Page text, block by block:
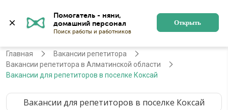
Помогатель - няни,
Поиск работы и работников
Открыть
Алматы Регистрация
Главная
Вакансии репетитора
Вакансии репетитора в Алматинской области
Вакансии для репетиторов в поселке Коксай
Вакансии для репетиторов в поселке Коксай